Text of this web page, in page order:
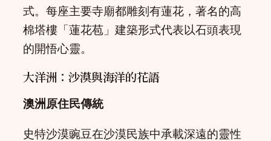
式。每座主要寺廟都雕刻有蓮花，著名的高
棉塔樓「蓮花苞」建築形式代表以石頭表現
的開悟心靈。
大洋洲：沙漠與海洋的花語
澳洲原住民傳統
史特沙漠豌豆在沙漠民族中承載深遠的靈性